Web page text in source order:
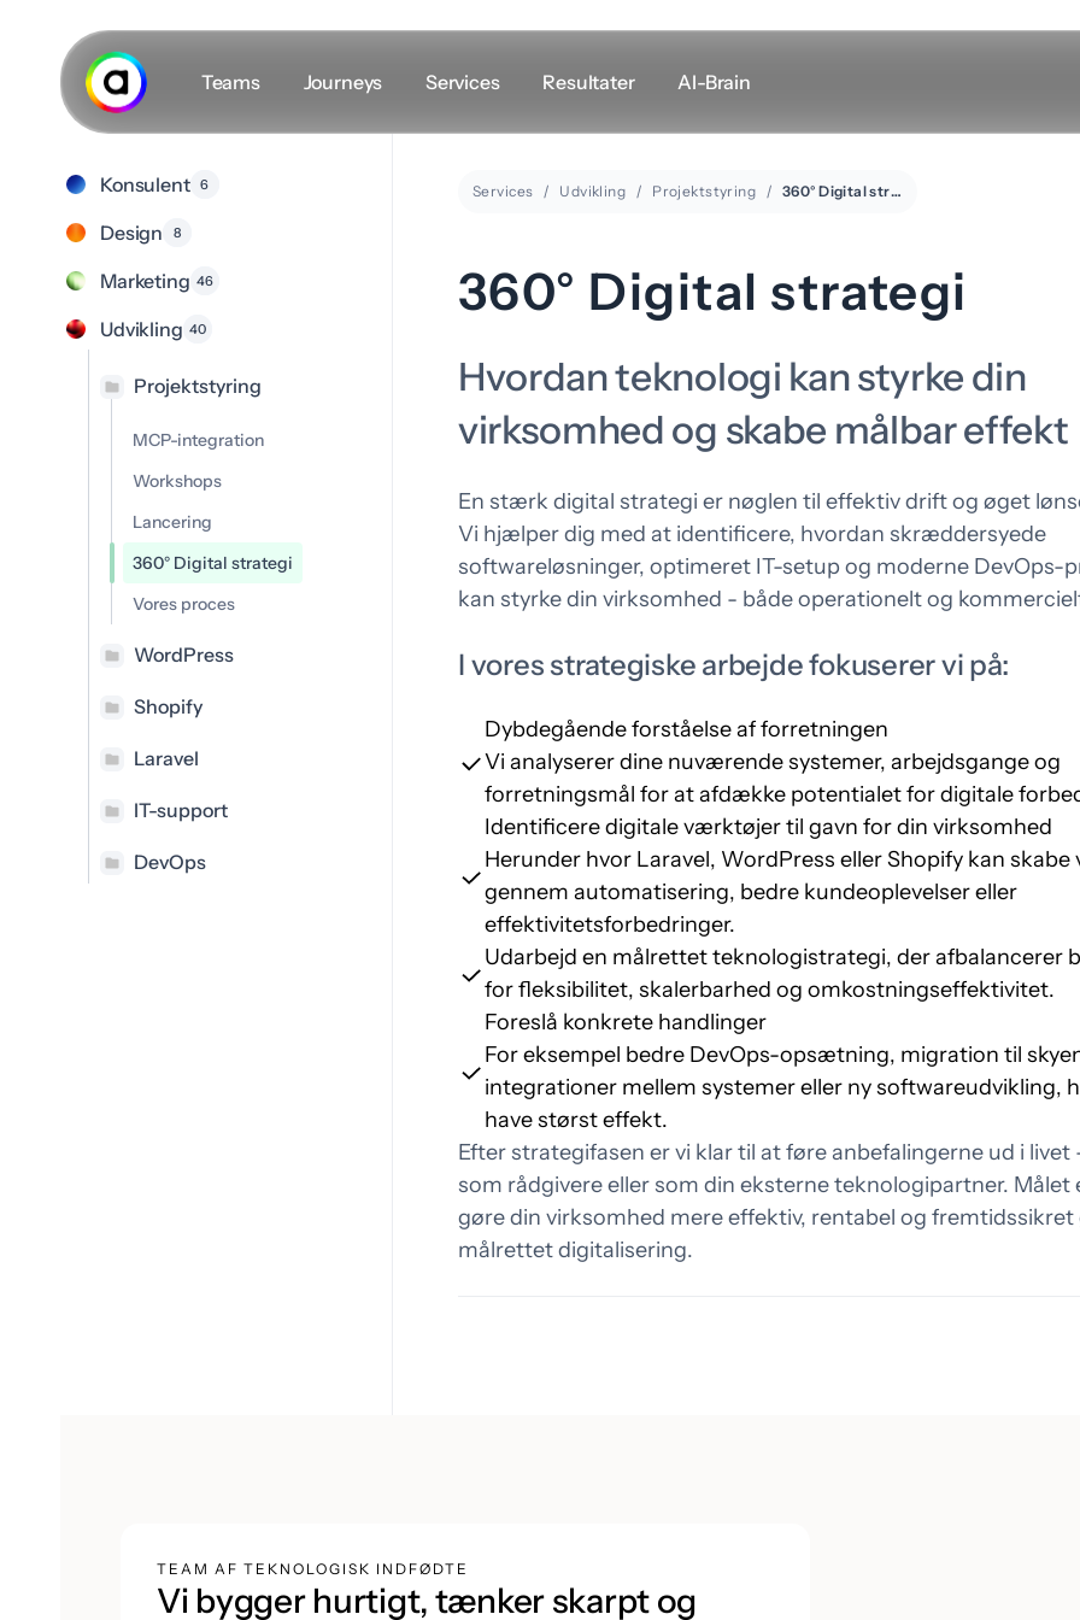
hovedindhold
Teams
Konsulent
styrker fremtiden
Design
Design til det, der
kommer bagefter
Marketing
Opmærksomhed er
men følelser er fortjent
Journeys Services Resultater AI-Brain
Secret masterplan
Holdet
Karriere
Indsigt
#VLOGS
Andre links
Leje af mødelokale
Google Maps
Konsulent 6
Design 8
Marketing 46
Udvikling 40
Projektstyring
MCP-integration
Workshops
Lancering
360° Digital strategi
Vores proces
WordPress
Shopify
Laravel
IT-support
DevOps
Services Udvikling Projektstyring 360° Digital strategi
360° Digital strategi
Hvordan teknologi kan styrke din
virksomhed og skabe målbar effekt
En stærk digital strategi er nøglen til effektiv drift og øget
Vi hjælper dig med at identificere, hvordan skræddersyede
softwareløsninger, optimeret IT-setup og moderne DevOps-
kan styrke din virksomhed - både operationelt og
I vores strategiske arbejde fokuserer vi på:
Dybdegående forståelse af forretningen
Vi analyserer dine nuværende systemer, arbejdsgange og
forretningsmål for at afdække potentialet for digitale
Identificere digitale værktøjer til gavn for din virksomhed
Herunder hvor Laravel, WordPress eller Shopify kan
gennem automatisering, bedre kundeoplevelser eller
effektivitetsforbedringer.
Udarbejd en målrettet teknologistrategi, der afbalancerer
for fleksibilitet, skalerbarhed og omkostningseffektivitet.
Foreslå konkrete handlinger
For eksempel bedre DevOps-opsætning, migration til
integrationer mellem systemer eller ny softwareudvikling,
have størst effekt.
Efter strategifasen er vi klar til at føre anbefalingerne ud i livet
som rådgivere eller som din eksterne teknologipartner. Målet
gøre din virksomhed mere effektiv, rentabel og fremtidssikret
målrettet digitalisering.
TEAM AF TEKNOLOGISK INDFØDTE
Vi bygger hurtigt, tænker skarpt og